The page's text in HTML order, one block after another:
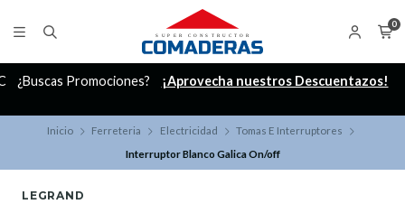
0
¿Buscas Promociones? ¡Aprovecha nuestros Descuentazos!
Inicio Ferreteria Electricidad
Tomas E Interruptores
Interruptor Blanco Galica On/off
LEGRAND